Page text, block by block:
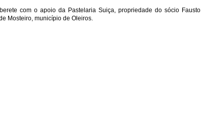
com o apoio da Pastelaria Suiça, propriedade do sócio Fausto
Mosteiro, município de Oleiros.